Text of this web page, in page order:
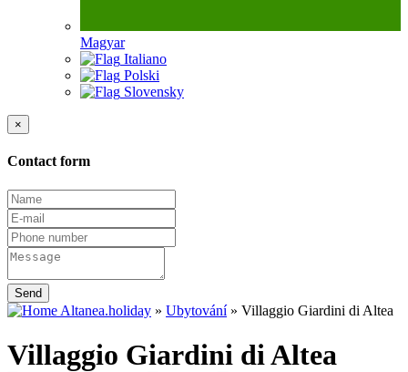
Magyar
Italiano
Polski
Slovensky
×
Contact form
Send
Altanea.holiday » Ubytování» Villaggio Giardini di Altea
Villaggio Giardini di Altea